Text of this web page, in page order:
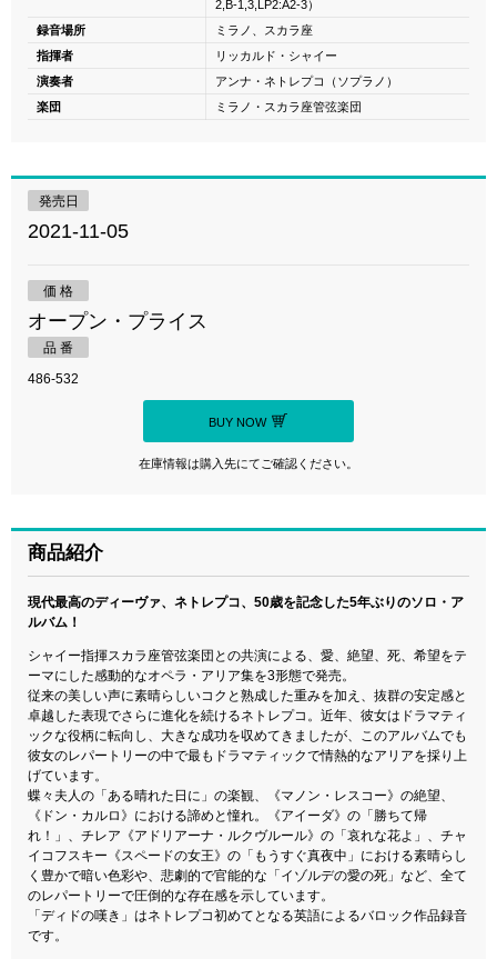
2,B-1,3,LP2:A2-3）
録音場所
ミラノ、スカラ座
指揮者
リッカルド・シャイー
演奏者
アンナ・ネトレプコ（ソプラノ）
楽団
ミラノ・スカラ座管弦楽団
発売日
2021-11-05
価 格
オープン・プライス
品 番
486-532
BUY NOW
在庫情報は購入先にてご確認ください。
商品紹介
現代最高のディーヴァ、ネトレプコ、50歳を記念した5年ぶりのソロ・ア
ルバム！
シャイー指揮スカラ座管弦楽団との共演による、愛、絶望、死、希望をテ
ーマにした感動的なオペラ・アリア集を3形態で発売。
従来の美しい声に素晴らしいコクと熟成した重みを加え、抜群の安定感と
卓越した表現でさらに進化を続けるネトレプコ。近年、彼女はドラマティ
ックな役柄に転向し、大きな成功を収めてきましたが、このアルバムでも
彼女のレパートリーの中で最もドラマティックで情熱的なアリアを採り上
げています。
蝶々夫人の「ある晴れた日に」の楽観、《マノン・レスコー》の絶望、
《ドン・カルロ》における諦めと憧れ。《アイーダ》の「勝ちて帰
れ！」、チレア《アドリアーナ・ルクヴルール》の「哀れな花よ」、チャ
イコフスキー《スペードの女王》の「もうすぐ真夜中」における素晴らし
く豊かで暗い色彩や、悲劇的で官能的な「イゾルデの愛の死」など、全て
のレパートリーで圧倒的な存在感を示しています。
「ディドの嘆き」はネトレプコ初めてとなる英語によるバロック作品録音
です。